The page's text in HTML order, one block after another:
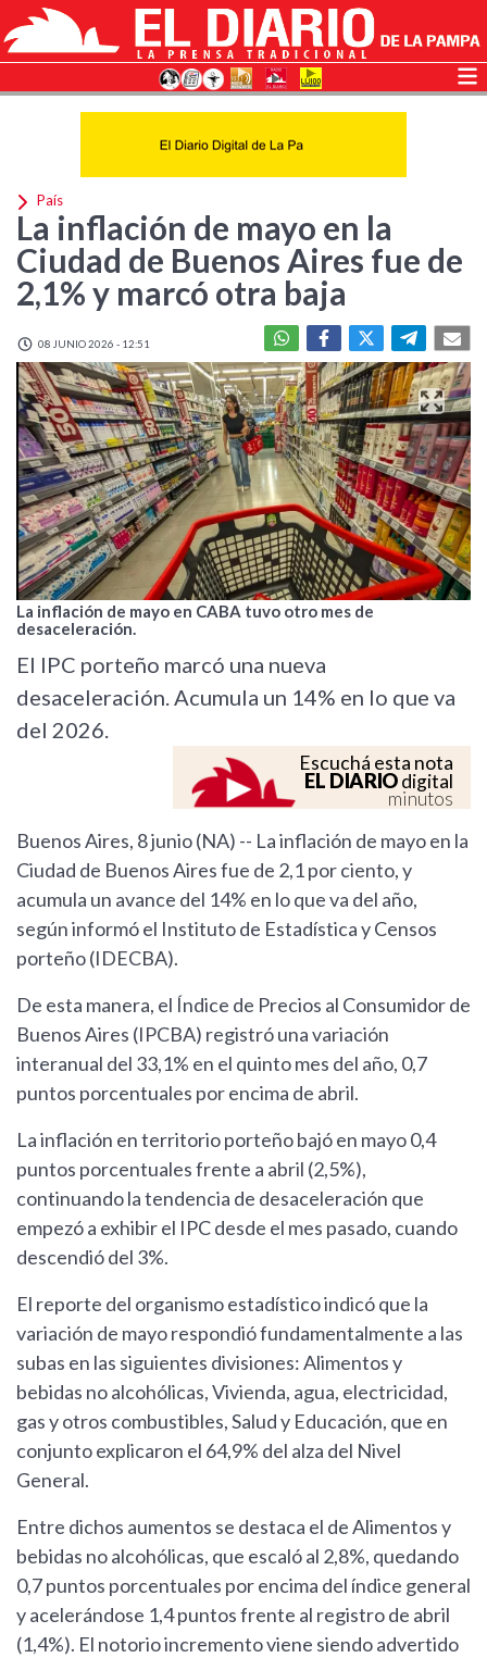
País
La inflación de mayo en la
Ciudad de Buenos Aires fue de
2,1% y marcó otra baja
08 JUNIO 2026 - 12:51
La inflación de mayo en CABA tuvo otro mes de
desaceleración.
El IPC porteño marcó una nueva
desaceleración. Acumula un 14% en lo que va
del 2026.
Escuchá esta nota
EL DIARIOdigital
minutos
Buenos Aires, 8 junio (NA) -- La inflación de mayo en la
Ciudad de Buenos Aires fue de 2,1 por ciento, y
acumula un avance del 14% en lo que va del año,
según informó el Instituto de Estadística y Censos
porteño (IDECBA).
De esta manera, el Índice de Precios al Consumidor de
Buenos Aires (IPCBA) registró una variación
interanual del 33,1% en el quinto mes del año, 0,7
puntos porcentuales por encima de abril.
La inflación en territorio porteño bajó en mayo 0,4
puntos porcentuales frente a abril (2,5%),
continuando la tendencia de desaceleración que
empezó a exhibir el IPC desde el mes pasado, cuando
descendió del 3%.
El reporte del organismo estadístico indicó que la
variación de mayo respondió fundamentalmente a las
subas en las siguientes divisiones: Alimentos y
bebidas no alcohólicas, Vivienda, agua, electricidad,
gas y otros combustibles, Salud y Educación, que en
conjunto explicaron el 64,9% del alza del Nivel
General.
Entre dichos aumentos se destaca el de Alimentos y
bebidas no alcohólicas, que escaló al 2,8%, quedando
0,7 puntos porcentuales por encima del índice general
y acelerándose 1,4 puntos frente al registro de abril
(1,4%). El notorio incremento viene siendo advertido